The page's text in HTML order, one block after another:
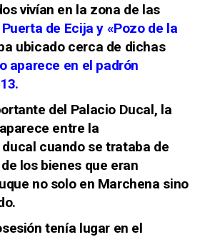
vivían en la zona de las
de Ecija y «Pozo de la
ubicado cerca de dichas
aparece en el padrón
del Palacio Ducal, la
entre la
cuando se trataba de
los bienes que eran
no solo en Marchena sino
tenía lugar en el